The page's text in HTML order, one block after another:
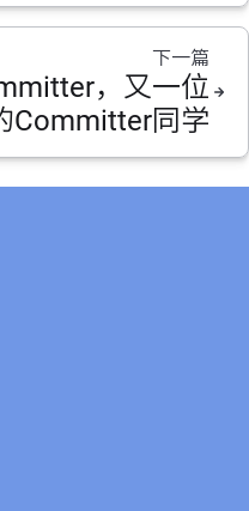
下一篇
，又一位
Committer同学